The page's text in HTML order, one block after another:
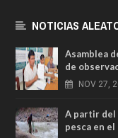
NOTICIAS
Asamblea
de
NOV 27,
A partir del
pesca en